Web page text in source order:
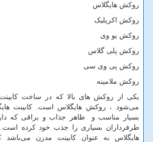
روکش هایگلاس
روکش اکریلیک
روکش یو وی
روکش پلی گلاس
روکش پی وی سی
روکش ملامینه
یکی از روکش های بالا که در ساخت کابینت
می‌شود ، روکش هایگلاس است. کابینت
بسیار مناسب و ظاهر جذاب و براقی که
طرفرداران بسیاری را جذب خود کرده است.
هایگلاس به عنوان کابینت مدرن